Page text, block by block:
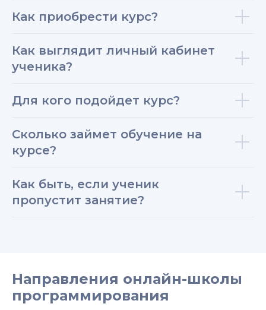
Как приобрести курс?
Как выглядит личный кабинет
ученика?
Для кого подойдет курс?
Сколько займет обучение на
курсе?
Как быть, если ученик
пропустит занятие?
Направления онлайн-школы
программирования